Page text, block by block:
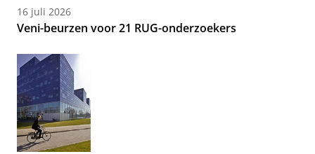
16 juli 2026
Veni-beurzen voor 21 RUG-onderzoekers